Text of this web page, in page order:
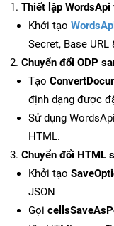
Thiết lập WordsApi
Khởi tạo
Secret, Base URL
Chuyển đổi ODP
Tạo
định dạng được
Sử dụng
HTML.
Chuyển đổi HTML
Khởi tạo
JSON
Gọi